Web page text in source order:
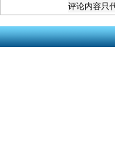
评论内容只